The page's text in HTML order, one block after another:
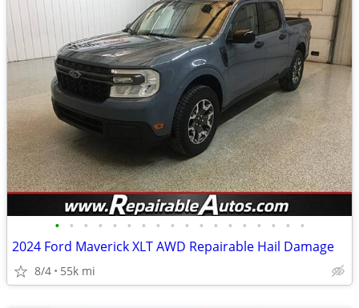
• • • • • • • • • • • • • • • • • •
2024 Ford Maverick XLT AWD Repairable Hail Damage
8/4 55k mi